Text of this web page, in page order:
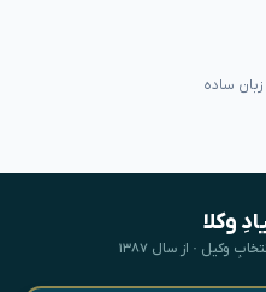
ساده
وکلا
وکیل · از سال ۱۳۸۷